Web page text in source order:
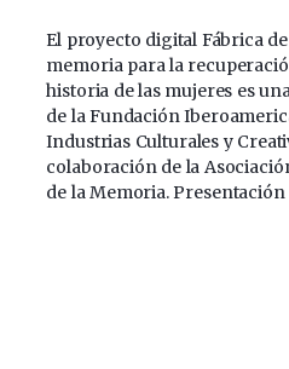
El proyecto digital Fábrica
memoria para la
historia de las mujeres es
de la Fundación
Industrias Culturales y
colaboración de la
de la Memoria.